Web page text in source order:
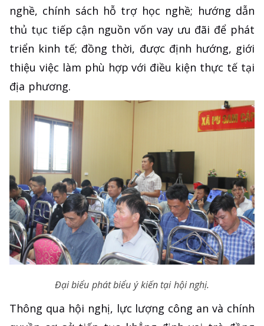
nghề, chính sách hỗ trợ học nghề; hướng dẫn
thủ tục tiếp cận nguồn vốn vay ưu đãi để phát
triển kinh tế; đồng thời, được định hướng, giới
thiệu việc làm phù hợp với điều kiện thực tế tại
địa phương.
Đại biểu phát biểu ý kiến tại hội nghị.
Thông qua hội nghị, lực lượng công an và chính